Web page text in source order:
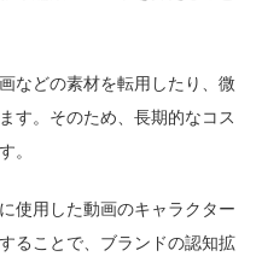
などの素材を転用したり、微
す。そのため、長期的なコス
。
使用した動画のキャラクター
ることで、ブランドの認知拡